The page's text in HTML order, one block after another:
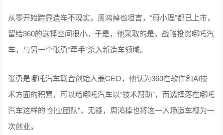
从零开始跨界造车不现实，周鸿掉也坦言，“蔚小理”都已上市，
留给360的选择空间很小。于是，他采取的是，战略投资哪吒汽
车，与另一个张勇“牵手”杀入新造车领域。
张勇是哪吒汽车联合创始人兼CEO，他认为360在软件和AI技
术方面的积累，可以给哪吒汽车以“技术帮助”，而选择落在哪吒
汽车这样的“创业团队”，无疑，周鸿掉也将这一入场造车视为一
次创业。